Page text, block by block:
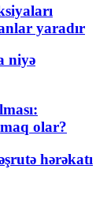
yaradır
niyə
olar?
hərəkatı